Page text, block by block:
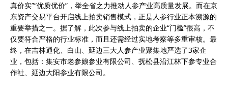
真价实”“优质优价”，举全省之力推动人参产业高质量发展。而在京
东资产交易平台开启线上拍卖销售模式，正是人参行业正本溯源的
重要举措之一。据了解，此次参与线上拍卖的企业“门槛”很高，不
仅要符合严格的行业标准，而且还需经过实地考察等多重审核。最
终，在吉林通化、白山、延边三大人参产业聚集地严选了3家企
业，包括：集安市老参娘参业有限公司、抚松县沿江林下参专业合
作社、延边大阳参业有限公司。